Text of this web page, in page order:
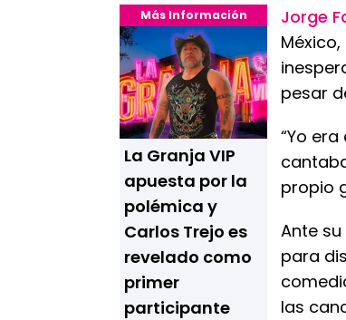
Más Información
La Granja VIP
apuesta por la
polémica y
Carlos Trejo es
revelado como
primer
participante
Jorge
pesar
“Yo
propio
Ante
para
las